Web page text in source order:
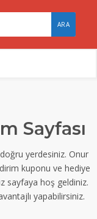
ARA
Sayfası
yerdesiniz. Onur
kuponu ve hediye
sayfaya hoş geldiniz.
yapabilirsiniz.